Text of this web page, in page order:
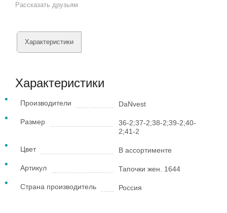
Рассказать друзьям
Характеристики
Характеристики
Производители DaNvest
Размер
36-2;37-2;38-2;39-2;40-
2;41-2
Цвет В ассортименте
Артикул Тапочки жен. 1644
Страна производитель Россия